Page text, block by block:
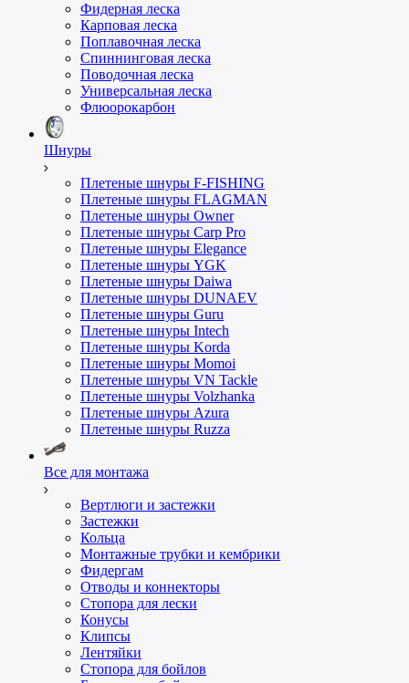
Фидерная леска
Карповая леска
Поплавочная леска
Спиннинговая леска
Поводочная леска
Универсальная леска
Флюорокарбон
Шнуры
Плетеные шнуры F-FISHING
Плетеные шнуры FLAGMAN
Плетеные шнуры Owner
Плетеные шнуры Carp Pro
Плетеные шнуры Elegance
Плетеные шнуры YGK
Плетеные шнуры Daiwa
Плетеные шнуры DUNAEV
Плетеные шнуры Guru
Плетеные шнуры Intech
Плетеные шнуры Korda
Плетеные шнуры Momoi
Плетеные шнуры VN Tackle
Плетеные шнуры Volzhanka
Плетеные шнуры Azura
Плетеные шнуры Ruzza
Все для монтажа
Вертлюги и застежки
Застежки
Кольца
Монтажные трубки и кембрики
Фидергам
Отводы и коннекторы
Стопора для лески
Конусы
Клипсы
Лентяйки
Стопора для бойлов